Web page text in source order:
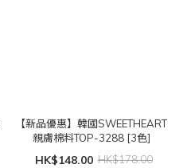
【新品優惠】韓國SWEETHEART
親膚棉料TOP-3288 [3色]
HK$148.00 HK$178.00